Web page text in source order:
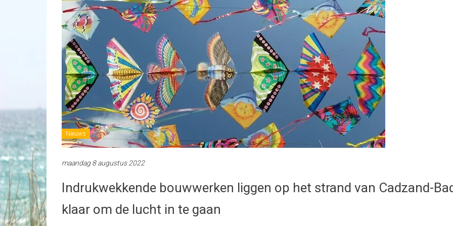
Nieuws
maandag 8 augustus 2022
Indrukwekkende bouwwerken liggen op het strand van Cadzand-
klaar om de lucht in te gaan